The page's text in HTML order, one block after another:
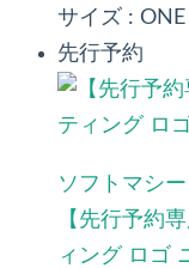
サイズ : ONE
先行予約
ソフトマシ
【先行予約
ィング ロゴ